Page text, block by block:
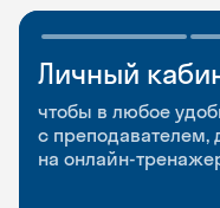
Личный
чтобы в любое
с преподавателем,
на онлайн-
Мобильное
приложение
чтобы заниматься
и когда удобно
Разговорные
и Talks
Групповые занятия
и индивидуальные